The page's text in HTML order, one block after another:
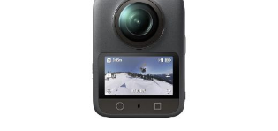
電池 1cell~6cell
Foxxer
Happymodel